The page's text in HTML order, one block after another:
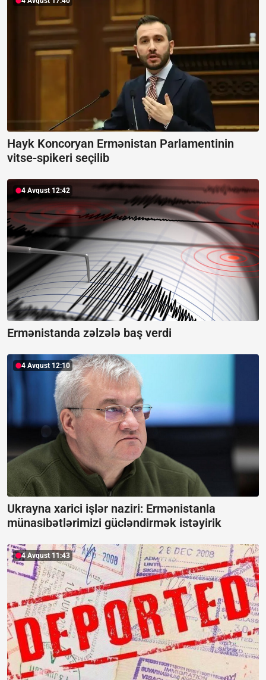
Hayk Koncoryan Ermənistan Parlamentinin
vitse-spikeri seçilib
4 Avqust 12:42
Ermənistanda zəlzələ baş verdi
4 Avqust 12:10
Ukrayna xarici işlər naziri: Ermənistanla
münasibətlərimizi gücləndirmək istəyirik
4 Avqust 11:43